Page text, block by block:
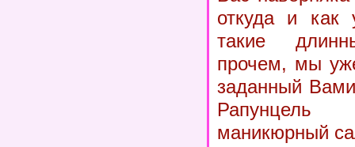
откуда и как
такие
прочем, мы
заданный
Рапунцель
маникюрный